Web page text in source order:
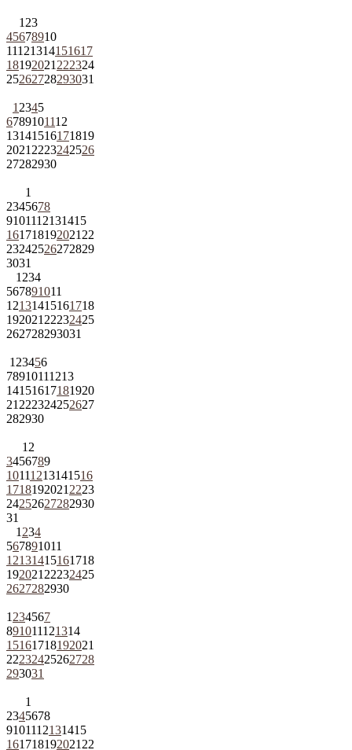
1 23
45678910
11121314151617
18192021 222324
25262728293031
1 2345
6789101112
13141516171819
2021 2223242526
27282930
1
2345678
9101112131415
161718192021 22
23242526272829
3031
1 234
567891011
12131415161718
192021 22232425
262728293031
1 23456
78910111213
14151617181920
21 222324252627
282930
1 2
3456789
10111213141516
1718192021 2223
24252627282930
31
1 234
567891011
12131415161718
192021 22232425
2627282930
1 234567
891011121314
15161718192021
22232425262728
293031
1
2345678
9101112131415
161718192021 22